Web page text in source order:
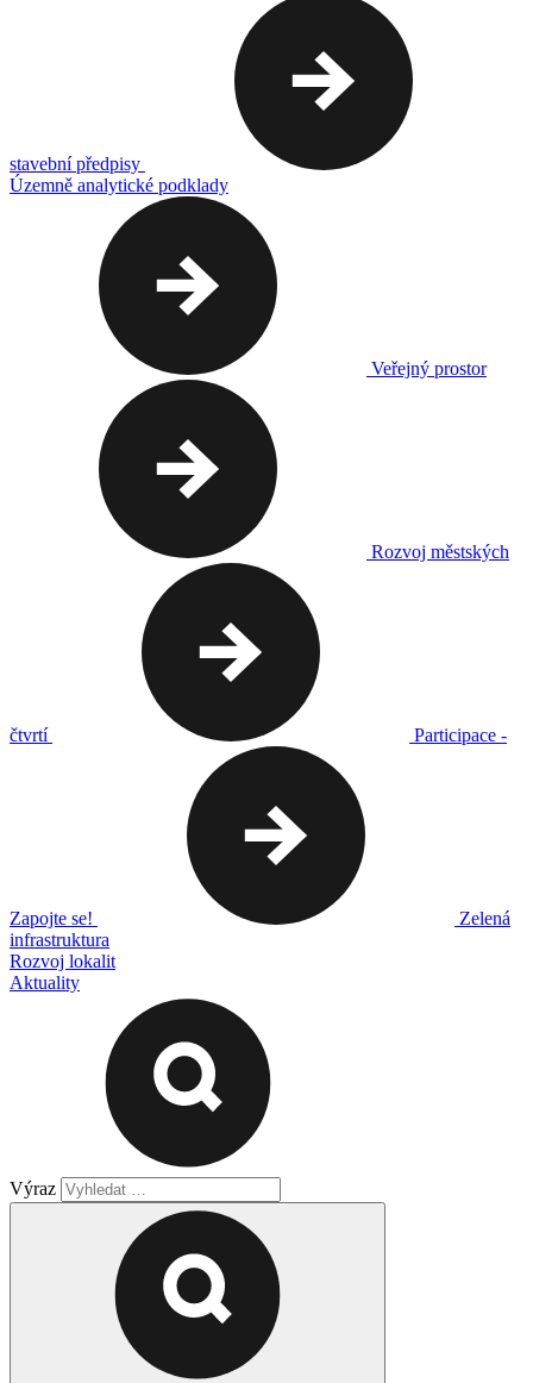
stavební předpisy
Územně analytické podklady
Veřejný prostor
Rozvoj městských
čtvrtí Participace -
Zapojte se!
Zelená
infrastruktura
Rozvoj lokalit
Aktuality
Výraz